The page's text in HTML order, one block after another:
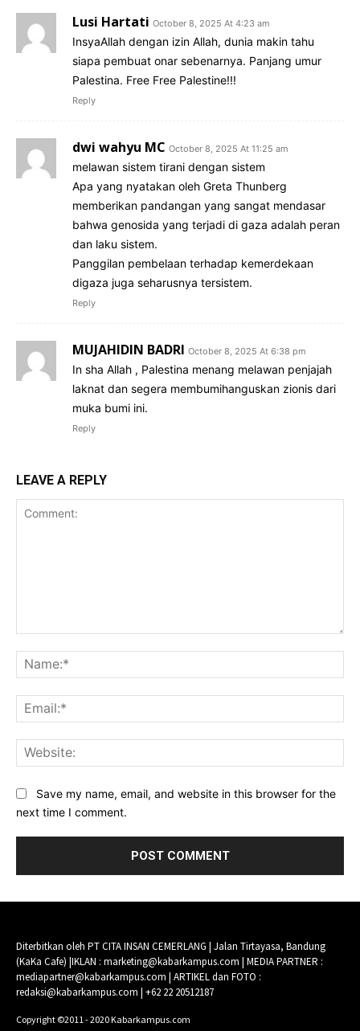
Lusi Hartati October 8, 2025 At 4:23 am
InsyaAllah dengan izin Allah, dunia makin tahu
siapa pembuat onar sebenarnya. Panjang umur
Palestina. Free Free Palestine!!!
Reply
dwi wahyu MC October 8, 2025 At 11:25 am
melawan sistem tirani dengan sistem
Apa yang nyatakan oleh Greta Thunberg
memberikan pandangan yang sangat mendasar
bahwa genosida yang terjadi di gaza adalah peran
dan laku sistem.
Panggilan pembelaan terhadap kemerdekaan
digaza juga seharusnya tersistem.
Reply
MUJAHIDIN BADRI October 8, 2025 At 6:38 pm
In sha Allah , Palestina menang melawan penjajah
laknat dan segera membumihanguskan zionis dari
muka bumi ini.
Reply
LEAVE A REPLY
Save my name, email, and website in this browser for the
next time I comment.
Diterbitkan oleh PT CITA INSAN CEMERLANG | Jalan Tirtayasa, Bandung
(KaKa Cafe) |IKLAN : marketing@kabarkampus.com | MEDIA PARTNER :
mediapartner@kabarkampus.com | ARTIKEL dan FOTO :
redaksi@kabarkampus.com | +62 22 20512187
Copyright ©2011 - 2020 Kabarkampus.com